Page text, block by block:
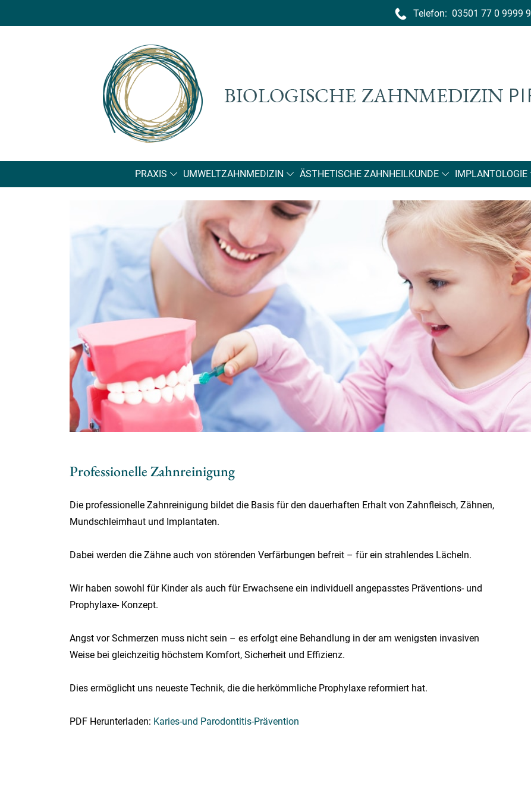
Telefon: 03501 77 0 9999 9
PRAXIS UMWELTZAHNMEDIZIN ÄSTHETISCHE ZAHNHEILKUNDE IMPLANTOLOGIE
Professionelle Zahnreinigung
Die professionelle Zahnreinigung bildet die Basis für den dauerhaften Erhalt von Zahnfleisch, Zähnen,
Mundschleimhaut und Implantaten.
Dabei werden die Zähne auch von störenden Verfärbungen befreit – für ein strahlendes Lächeln.
Wir haben sowohl für Kinder als auch für Erwachsene ein individuell angepasstes Präventions- und
Prophylaxe- Konzept.
Angst vor Schmerzen muss nicht sein – es erfolgt eine Behandlung in der am wenigsten invasiven
Weise bei gleichzeitig höchstem Komfort, Sicherheit und Effizienz.
Dies ermöglicht uns neueste Technik, die die herkömmliche Prophylaxe reformiert hat.
PDF Herunterladen: Karies-und Parodontitis-Prävention